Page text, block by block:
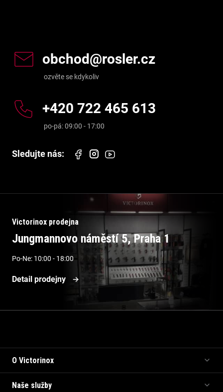
obchod@rosler.cz
+420 722 465 613
Victorinox prodejna
Jungmannovo náměstí 5, Praha 1
Po-Ne: 10:00 - 18:00
Detail prodejny
O Victorinox
Naše služby